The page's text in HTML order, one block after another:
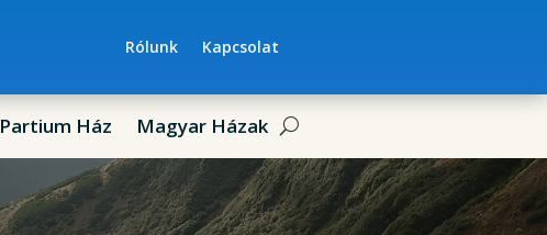
Rólunk Kapcsolat
Partium Ház Magyar Házak